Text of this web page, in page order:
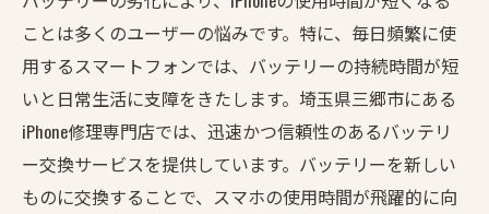
ことは多くのユーザーの悩みです。特に、毎日頻繁に使
用するスマートフォンでは、バッテリーの持続時間が短
いと日常生活に支障をきたします。埼玉県三郷市にある
iPhone修理専門店では、迅速かつ信頼性のあるバッテリ
ー交換サービスを提供しています。バッテリーを新しい
ものに交換することで、スマホの使用時間が飛躍的に向